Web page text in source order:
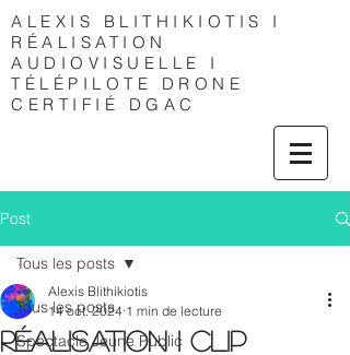
ALEXIS BLITHIKIOTIS I
RÉALISATION
AUDIOVISUELLE I
TÉLÉPILOTE DRONE
CERTIFIÉ DGAC
Post
Tous les posts
Spectacle Jeune Public
Tous les posts
RÉALISATION I CLIP
Alexis Blithikiotis
14 oct. 2024 1 min de lecture